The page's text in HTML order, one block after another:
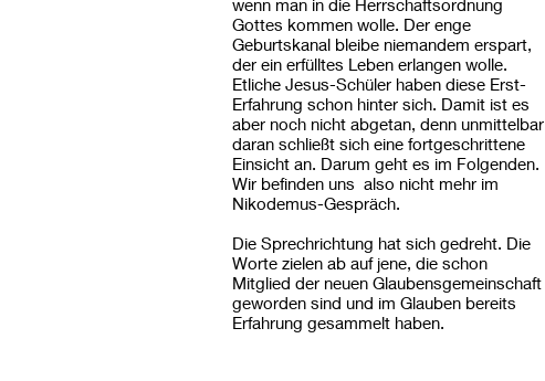
wenn man in die Herrschaftsordnung
Gottes kommen wolle. Der enge
Geburtskanal bleibe niemandem erspart,
der ein erfülltes Leben erlangen wolle.
Etliche Jesus-Schüler haben diese Erst-
Erfahrung schon hinter sich. Damit ist es
aber noch nicht abgetan, denn unmittelbar
daran schließt sich eine fortgeschrittene
Einsicht an. Darum geht es im Folgenden.
Wir befinden uns also nicht mehr im
Nikodemus-Gespräch.
Die Sprechrichtung hat sich gedreht. Die
Worte zielen ab auf jene, die schon
Mitglied der neuen Glaubensgemeinschaft
geworden sind und im Glauben bereits
Erfahrung gesammelt haben.